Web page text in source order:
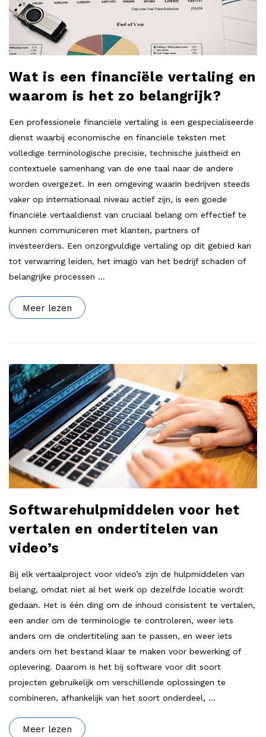
Wat is een financiële vertaling en
waarom is het zo belangrijk?
Een professionele financiële vertaling is een gespecialiseerde
dienst waarbij economische en financiële teksten met
volledige terminologische precisie, technische juistheid en
contextuele samenhang van de ene taal naar de andere
worden overgezet. In een omgeving waarin bedrijven steeds
vaker op internationaal niveau actief zijn, is een goede
financiële vertaaldienst van cruciaal belang om effectief te
kunnen communiceren met klanten, partners of
investeerders. Een onzorgvuldige vertaling op dit gebied kan
tot verwarring leiden, het imago van het bedrijf schaden of
belangrijke processen …
Meer lezen
Softwarehulpmiddelen voor het
vertalen en ondertitelen van
video’s
Bij elk vertaalproject voor video’s zijn de hulpmiddelen van
belang, omdat niet al het werk op dezelfde locatie wordt
gedaan. Het is één ding om de inhoud consistent te vertalen,
een ander om de terminologie te controleren, weer iets
anders om de ondertiteling aan te passen, en weer iets
anders om het bestand klaar te maken voor bewerking of
oplevering. Daarom is het bij software voor dit soort
projecten gebruikelijk om verschillende oplossingen te
combineren, afhankelijk van het soort onderdeel, …
Meer lezen